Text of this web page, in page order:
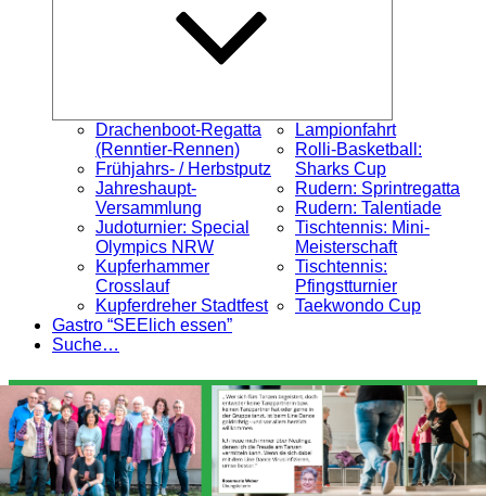
Drachenboot-Regatta
(Renntier-Rennen)
Frühjahrs- / Herbstputz
Jahreshaupt-
Versammlung
Judoturnier: Special
Olympics NRW
Kupferhammer
Crosslauf
Kupferdreher Stadtfest
Lampionfahrt
Rolli-Basketball:
Sharks Cup
Rudern: Sprintregatta
Rudern: Talentiade
Tischtennis: Mini-
Meisterschaft
Tischtennis:
Pfingstturnier
Taekwondo Cup
Gastro “SEElich essen”
Suche…